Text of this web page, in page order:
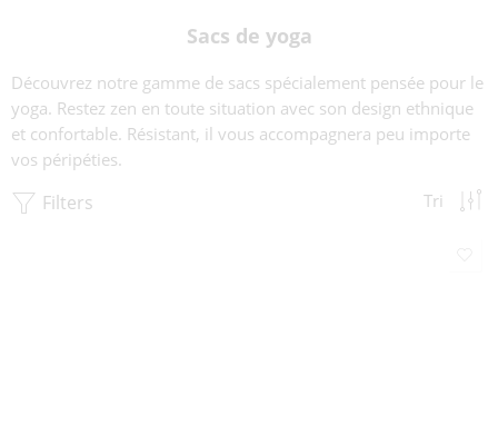
Sacs de yoga
Découvrez notre gamme de sacs spécialement pensée pour le
yoga. Restez zen en toute situation avec son design ethnique
et confortable. Résistant, il vous accompagnera peu importe
vos péripéties.
Filters Tri